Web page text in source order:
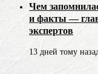
Чем
и факты —
экспертов
13 дней тому